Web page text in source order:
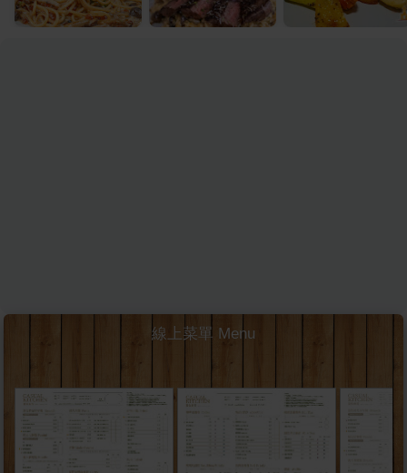
線上菜單 Menu